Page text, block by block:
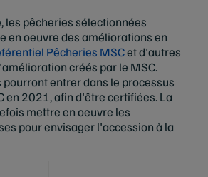
les pêcheries sélectionnées
en oeuvre des améliorations en
Pêcheries MSCet d'autres
créés par le MSC.
entrer dans le processus
en 2021, afin d'être certifiées. La
mettre en oeuvre les
pour envisager l'accession à la